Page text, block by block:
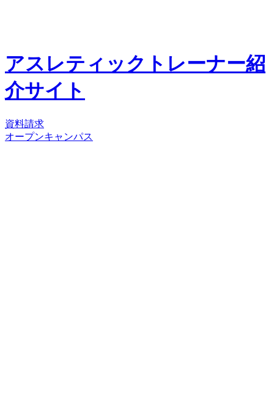
アスレティックトレーナー紹
介サイト
資料請求
オープンキャンパス